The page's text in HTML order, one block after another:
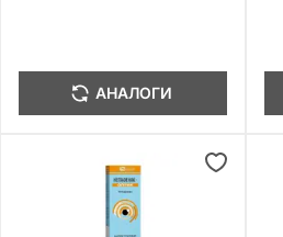
АНАЛОГИ